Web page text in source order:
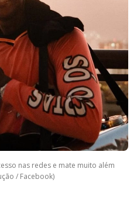
nas redes e mate muito além
/ Facebook)